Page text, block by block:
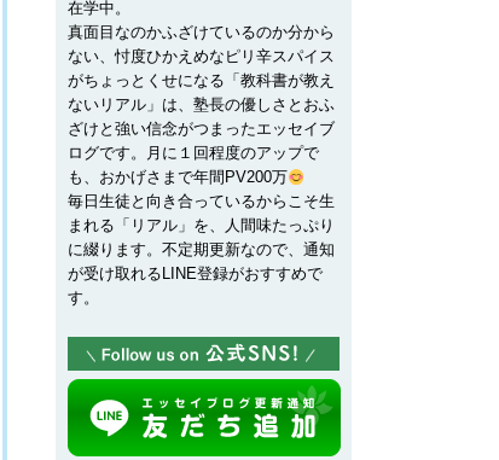
在学中。
真面目なのかふざけているのか分から
ない、忖度ひかえめなピリ辛スパイス
がちょっとくせになる「教科書が教え
ないリアル」は、塾長の優しさとおふ
ざけと強い信念がつまったエッセイブ
ログです。月に１回程度のアップで
も、おかげさまで年間PV200万
毎日生徒と向き合っているからこそ生
まれる「リアル」を、人間味たっぷり
に綴ります。不定期更新なので、通知
が受け取れるLINE登録がおすすめで
す。